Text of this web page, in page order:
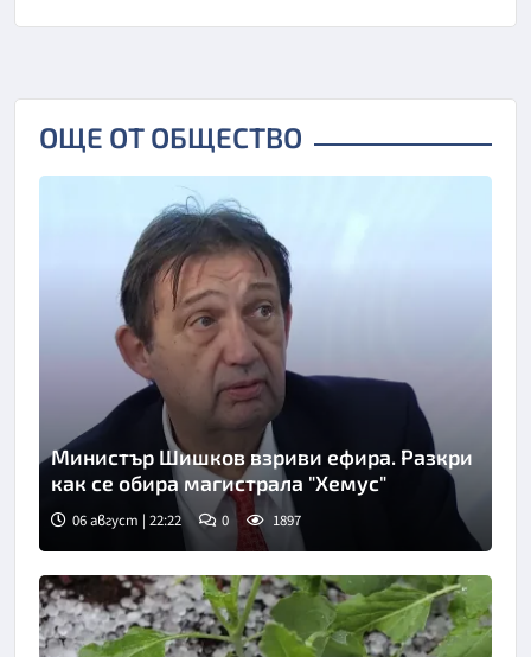
ОЩЕ ОТ ОБЩЕСТВО
Снимка: БТА
Министър Шишков взриви ефира. Разкри
как се обира магистрала "Хемус"
06 август | 22:22 0 1897